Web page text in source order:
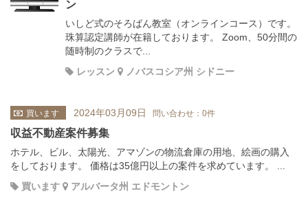
ン
いしど式のそろばん教室（オンラインコース）です。
珠算認定講師が在籍しております。 Zoom、50分間の
随時制のクラスで...
レッスン
ノバスコシア州 シドニー
買います 2024年03月09日 問い合わせ：0件
収益不動産案件募集
ホテル、ビル、太陽光、アマゾンの物流倉庫の用地、絵画の購入
をしております。 価格は35億円以上の案件を求めています。 ...
買います
アルバータ州 エドモントン